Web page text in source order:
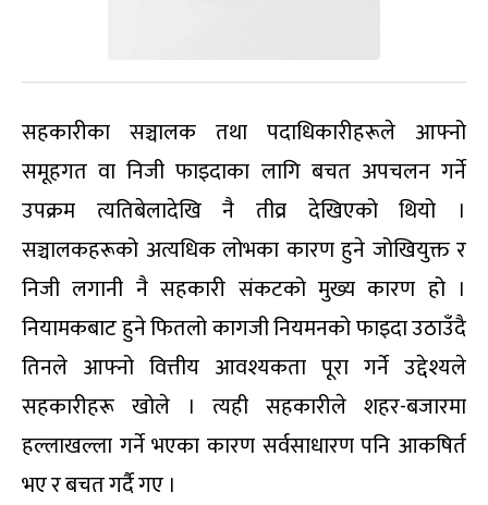
सहकारीका सञ्चालक तथा पदाधिकारीहरूले आफ्नो
समूहगत वा निजी फाइदाका लागि बचत अपचलन गर्ने
उपक्रम त्यतिबेलादेखि नै तीव्र देखिएको थियो ।
सञ्चालकहरूको अत्यधिक लोभका कारण हुने जोखियुक्त र
निजी लगानी नै सहकारी संकटको मुख्य कारण हो ।
नियामकबाट हुने फितलो कागजी नियमनको फाइदा उठाउँदै
तिनले आफ्नो वित्तीय आवश्यकता पूरा गर्ने उद्देश्यले
सहकारीहरू खोले । त्यही सहकारीले शहर-बजारमा
हल्लाखल्ला गर्ने भएका कारण सर्वसाधारण पनि आकषिर्त
भए र बचत गर्दै गए ।